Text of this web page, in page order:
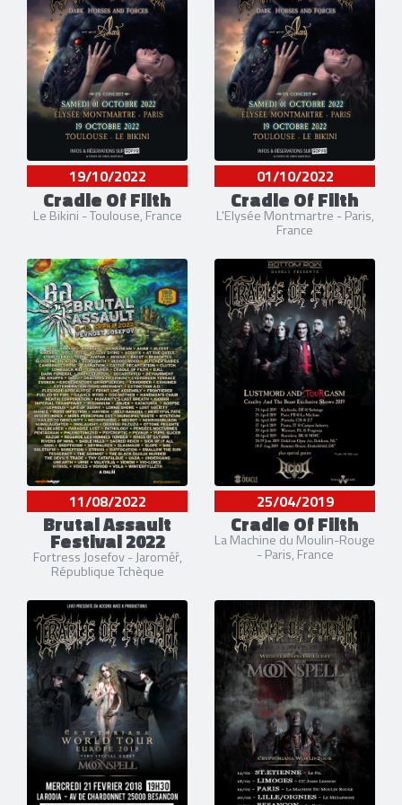
19/10/2022
Cradle Of Filth
Le Bikini - Toulouse, France
01/10/2022
Cradle Of Filth
L'Elysée Montmartre - Paris,
France
11/08/2022
Brutal Assault
Festival 2022
Fortress Josefov - Jaroměř,
République Tchèque
25/04/2019
Cradle Of Filth
La Machine du Moulin-Rouge
- Paris, France